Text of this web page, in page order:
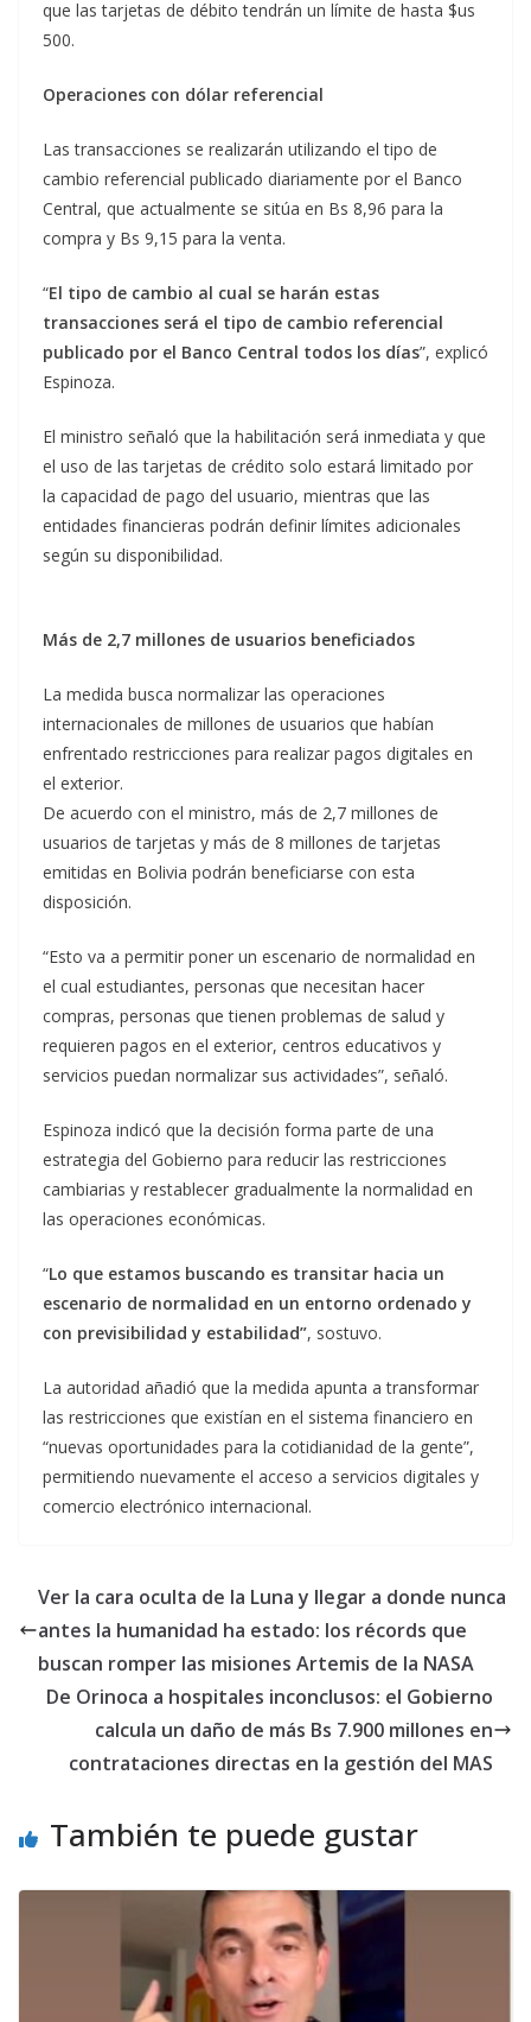
que las tarjetas de débito tendrán un límite de hasta $us
500.
Operaciones con dólar referencial
Las transacciones se realizarán utilizando el tipo de
cambio referencial publicado diariamente por el Banco
Central, que actualmente se sitúa en Bs 8,96 para la
compra y Bs 9,15 para la venta.
“El tipo de cambio al cual se harán estas
transacciones será el tipo de cambio referencial
publicado por el Banco Central todos los días”, explicó
Espinoza.
El ministro señaló que la habilitación será inmediata y que
el uso de las tarjetas de crédito solo estará limitado por
la capacidad de pago del usuario, mientras que las
entidades financieras podrán definir límites adicionales
según su disponibilidad.
Más de 2,7 millones de usuarios beneficiados
La medida busca normalizar las operaciones
internacionales de millones de usuarios que habían
enfrentado restricciones para realizar pagos digitales en
el exterior.
De acuerdo con el ministro, más de 2,7 millones de
usuarios de tarjetas y más de 8 millones de tarjetas
emitidas en Bolivia podrán beneficiarse con esta
disposición.
“Esto va a permitir poner un escenario de normalidad en
el cual estudiantes, personas que necesitan hacer
compras, personas que tienen problemas de salud y
requieren pagos en el exterior, centros educativos y
servicios puedan normalizar sus actividades”, señaló.
Espinoza indicó que la decisión forma parte de una
estrategia del Gobierno para reducir las restricciones
cambiarias y restablecer gradualmente la normalidad en
las operaciones económicas.
“Lo que estamos buscando es transitar hacia un
escenario de normalidad en un entorno ordenado y
con previsibilidad y estabilidad”, sostuvo.
La autoridad añadió que la medida apunta a transformar
las restricciones que existían en el sistema financiero en
“nuevas oportunidades para la cotidianidad de la gente”,
permitiendo nuevamente el acceso a servicios digitales y
comercio electrónico internacional.
Ver la cara oculta de la Luna y llegar a donde nunca
antes la humanidad ha estado: los récords que
buscan romper las misiones Artemis de la NASA
De Orinoca a hospitales inconclusos: el Gobierno
calcula un daño de más Bs 7.900 millones en
contrataciones directas en la gestión del MAS
También te puede gustar